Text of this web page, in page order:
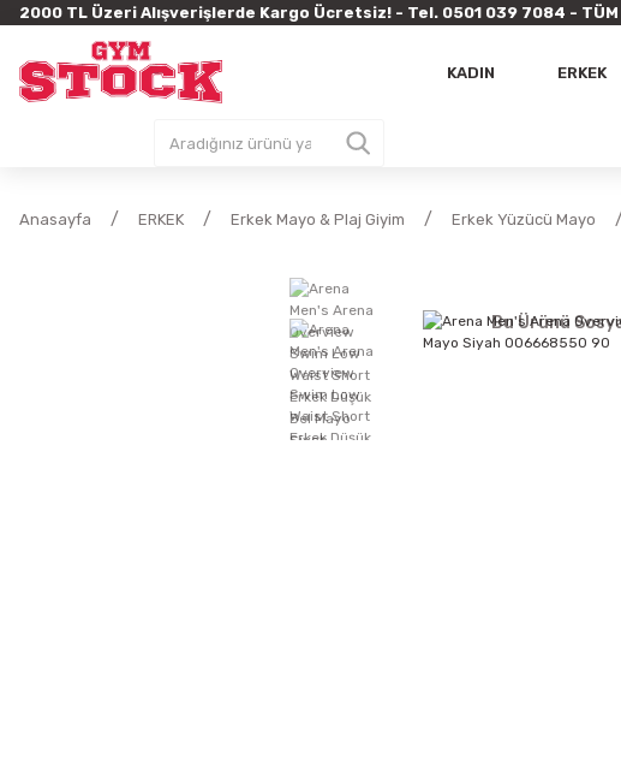
2000 TL Üzeri Alışverişlerde Kargo Ücretsiz! - Tel. 0501 039 7084 - TÜM
KADIN ERKEK
Anasayfa ERKEK Erkek Mayo & Plaj Giyim Erkek Yüzücü Mayo
Bu Ürünü